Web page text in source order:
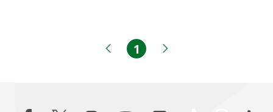
Página anterior
Página
1